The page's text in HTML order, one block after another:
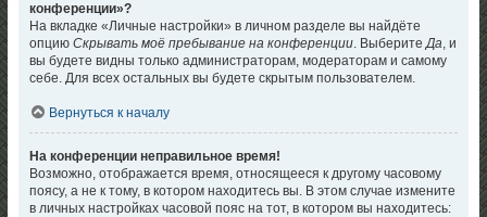
конференции»?
На вкладке «Личные настройки» в личном разделе вы найдёте
опциюСкрывать моё пребывание на конференции. ВыберитеДа, и
вы будете видны только администраторам, модераторам и самому
себе. Для всех остальных вы будете скрытым пользователем.
Вернуться к началу
На конференции неправильное время!
Возможно, отображается время, относящееся к другому часовому
поясу, а не к тому, в котором находитесь вы. В этом случае измените
в личных настройках часовой пояс на тот, в котором вы находитесь: